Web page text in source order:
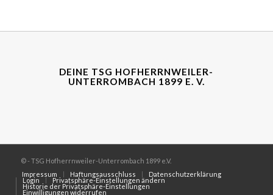
DEINE TSG HOFHERRNWEILER-
UNTERROMBACH 1899 E. V.
© - TSG Hofherrnweiler-Unterrombach 1899 e.V.
Impressum
Haftungsausschluss Datenschutzerklärung
Login Privatsphäre-Einstellungen ändern
Historie der Privatsphäre-Einstellungen
Einwilligungen widerrufen